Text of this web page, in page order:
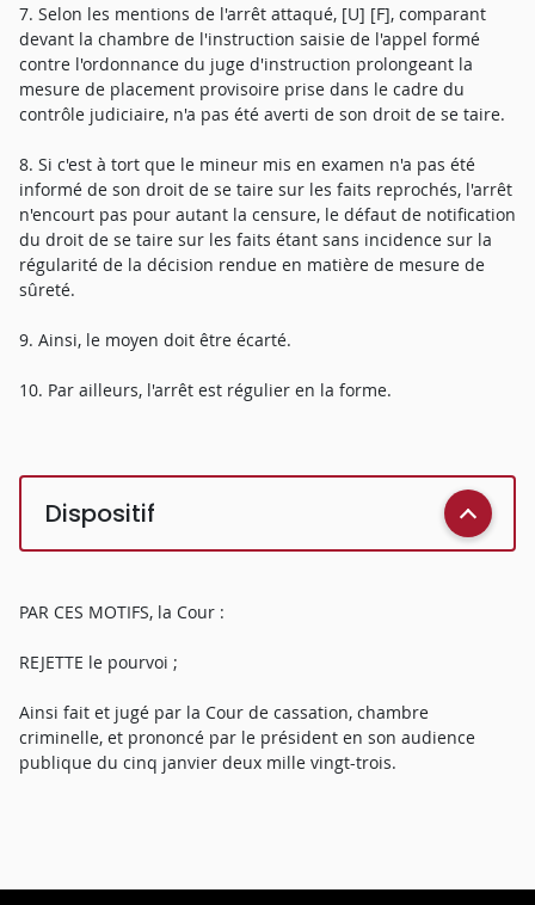
7. Selon les mentions de l'arrêt attaqué, [U] [F], comparant
devant la chambre de l'instruction saisie de l'appel formé
contre l'ordonnance du juge d'instruction prolongeant la
mesure de placement provisoire prise dans le cadre du
contrôle judiciaire, n'a pas été averti de son droit de se taire.
8. Si c'est à tort que le mineur mis en examen n'a pas été
informé de son droit de se taire sur les faits reprochés, l'arrêt
n'encourt pas pour autant la censure, le défaut de notification
du droit de se taire sur les faits étant sans incidence sur la
régularité de la décision rendue en matière de mesure de
sûreté.
9. Ainsi, le moyen doit être écarté.
10. Par ailleurs, l'arrêt est régulier en la forme.
Dispositif
PAR CES MOTIFS, la Cour :
REJETTE le pourvoi ;
Ainsi fait et jugé par la Cour de cassation, chambre
criminelle, et prononcé par le président en son audience
publique du cinq janvier deux mille vingt-trois.